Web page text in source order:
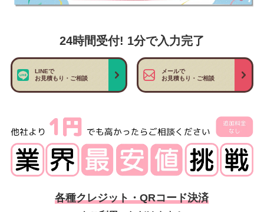
24時間受付! 1分で入力完了
LINEで
お見積もり・ご相談
メールで
お見積もり・ご相談
各種クレジット・QRコード決済